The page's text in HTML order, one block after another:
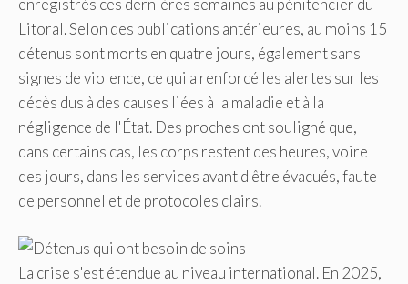
enregistrés ces dernières semaines au pénitencier du
Litoral. Selon des publications antérieures, au moins 15
détenus sont morts en quatre jours, également sans
signes de violence, ce qui a renforcé les alertes sur les
décès dus à des causes liées à la maladie et à la
négligence de l'État. Des proches ont souligné que,
dans certains cas, les corps restent des heures, voire
des jours, dans les services avant d'être évacués, faute
de personnel et de protocoles clairs.
La crise s'est étendue au niveau international. En 2025,